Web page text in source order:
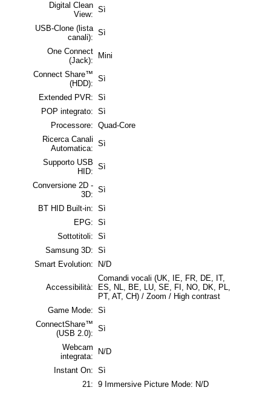
Digital Clean
View:
Sì
USB-Clone (lista
canali):
Sì
One Connect
(Jack):
Mini
Connect Share™
(HDD):
Sì
Extended PVR: Sì
POP integrato: Sì
Processore: Quad-Core
Ricerca Canali
Automatica:
Sì
Supporto USB
HID:
Sì
Conversione 2D -
3D:
Sì
BT HID Built-in: Sì
EPG: Sì
Sottotitoli: Sì
Samsung 3D: Sì
Smart Evolution:
N/D
Accessibilità:
Comandi vocali (UK, IE, FR, DE, IT,
ES, NL, BE, LU, SE, FI, NO, DK, PL,
PT, AT, CH) / Zoom / High contrast
Game Mode: Sì
ConnectShare™
(USB 2.0):
Sì
Webcam
integrata:
N/D
Instant On: Sì
21: 9 Immersive Picture Mode: N/D